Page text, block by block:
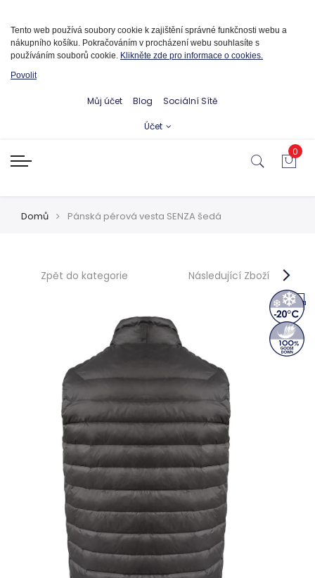
Tento web používá soubory cookie k zajištění správné funkčnosti webu a
nákupního košíku. Pokračováním v procházení webu souhlasíte s
používáním souborů cookie. Klikněte zde pro informace o cookies.
Povolit
Můj účet Blog Sociální Sítě
Účet
0
Domů Pánská pérová vesta SENZA šedá
Zpět do kategorie Následující Zboží
Novinka